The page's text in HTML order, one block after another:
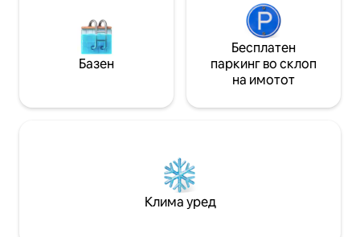
Базен
Бесплатен
паркинг во склоп
на имотот
Клима уред